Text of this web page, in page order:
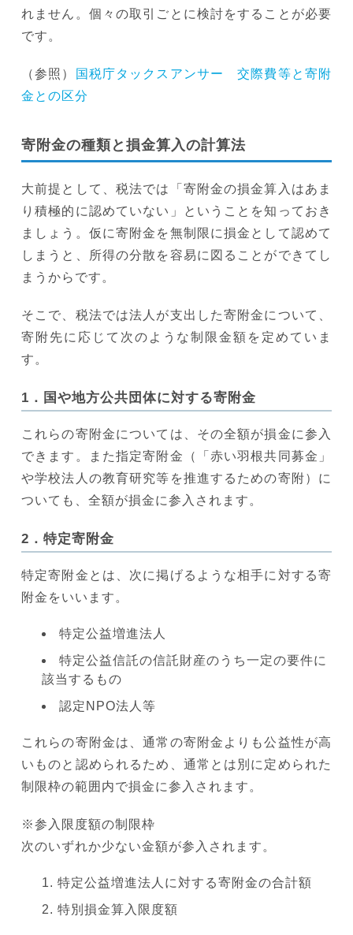
れません。個々の取引ごとに検討をすることが必要
です。
（参照）
国税庁タックスアンサー 交際費等と寄附
金との区分
寄附金の種類と損金算入の計算法
大前提として、税法では「寄附金の損金算入はあま
り積極的に認めていない」ということを知っておき
ましょう。仮に寄附金を無制限に損金として認めて
しまうと、所得の分散を容易に図ることができてし
まうからです。
そこで、税法では法人が支出した寄附金について、
寄附先に応じて次のような制限金額を定めていま
す。
1．国や地方公共団体に対する寄附金
これらの寄附金については、その全額が損金に参入
できます。また指定寄附金（「赤い羽根共同募金」
や学校法人の教育研究等を推進するための寄附）に
ついても、全額が損金に参入されます。
2．特定寄附金
特定寄附金とは、次に掲げるような相手に対する寄
附金をいいます。
特定公益増進法人
特定公益信託の信託財産のうち一定の要件に
該当するもの
認定NPO法人等
これらの寄附金は、通常の寄附金よりも公益性が高
いものと認められるため、通常とは別に定められた
制限枠の範囲内で損金に参入されます。
※参入限度額の制限枠
次のいずれか少ない金額が参入されます。
特定公益増進法人に対する寄附金の合計額
特別損金算入限度額